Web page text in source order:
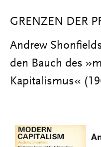
GRENZEN DER
Andrew
den Bauch des
Kapitalismus«